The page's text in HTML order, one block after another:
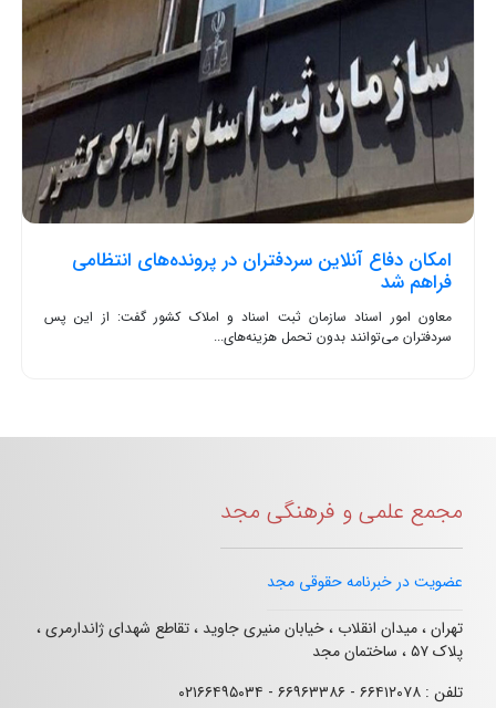
امکان دفاع آنلاین سردفتران در پرونده‌های انتظامی
فراهم شد
معاون امور اسناد سازمان ثبت اسناد و املاک کشور گفت: از این پس
سردفتران می‌توانند بدون تحمل هزینه‌های...
مجمع علمی و فرهنگی مجد
عضویت در خبرنامه حقوقی مجد
تهران ، میدان انقلاب ، خیابان منیری جاوید ، تقاطع شهدای ژاندارمری ،
پلاک ۵۷ ، ساختمان مجد
تلفن : ۶۶۴۱۲۰۷۸ - ۶۶۹۶۳۳۸۶ - ۰۲۱۶۶۴۹۵۰۳۴